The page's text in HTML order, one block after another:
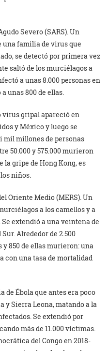
Severo (SARS). Un
una familia de virus que
se detectó por primera vez
saltó de los murciélagos a
a unas 8.000 personas en
unas 800 de ellas.
virus gripal apareció en
y México y luego se
mil millones de personas
50.000 y 575.000 murieron
gripe de Hong Kong, es
niños.
Oriente Medio (MERS). Un
a los camellos y a
extendió a una veintena de
Alrededor de 2.500
850 de ellas murieron: una
con una tasa de mortalidad
de Ébola que antes era poco
y Sierra Leona, matando a la
Se extendió por
más de 11.000 víctimas.
del Congo en 2018-